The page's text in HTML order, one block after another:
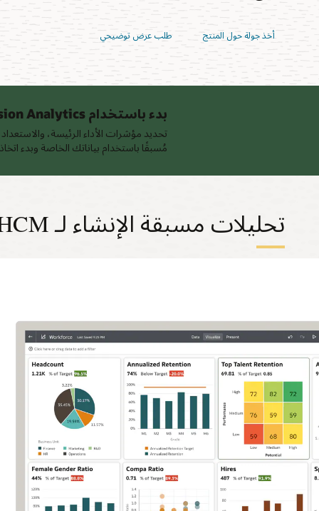
أخذ جولة حول المنتج طلب عرض توضيحي
بدء باستخدام Fusion Analytics مجانًا
تحديد مؤشرات الأداء الرئيسة،
مُسبقًا باستخدام بياناتك الخاصة وبدء
تحليلات مسبقة الإنشاء لـ Oracle Cloud HCM